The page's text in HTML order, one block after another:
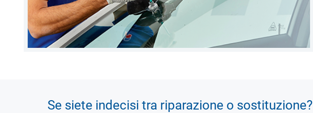
Se siete indecisi tra riparazione o sostituzione?